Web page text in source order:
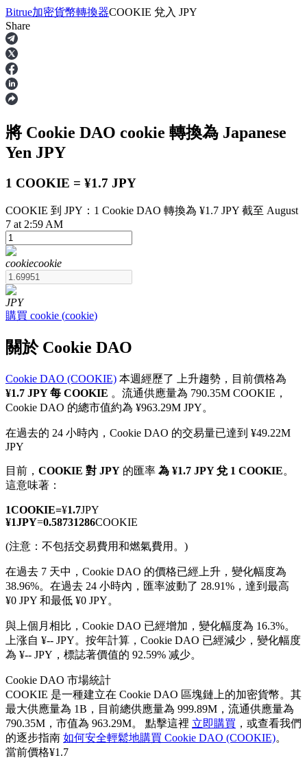
合約
USDT永續
多種以USDT結算的永續合約
幣本位永續
以數字貨幣為保證金的永續合約
TradFi
美股、外匯、貴金屬及大宗商品衍生性商品
USDC永續
多種以USDC結算的永續合約
Bitrue加密貨幣轉換器COOKIE 兌入 JPY
Share
將 Cookie DAO cookie 轉換為 Japanese
Yen JPY
1 COOKIE = ¥1.7 JPY
COOKIE 到 JPY：1 Cookie DAO 轉換為 ¥1.7 JPY 截至 August
7 at 2:59 AM
cookiecookie
JPY
購買 cookie (cookie)
關於 Cookie DAO
Cookie DAO (COOKIE) 本週經歷了 上升趨勢，目前價格為
¥1.7 JPY 每 COOKIE 。流通供應量為 790.35M COOKIE，
Cookie DAO 的總市值約為 ¥963.29M JPY。
在過去的 24 小時內，Cookie DAO 的交易量已達到 ¥49.22M
JPY
目前， COOKIE 對 JPY 的匯率 為 ¥1.7 JPY 兌 1 COOKIE。
這意味著：
1COOKIE=¥1.7JPY
¥1JPY=0.58731286COOKIE
(注意：不包括交易費用和燃氣費用。)
在過去 7 天中，Cookie DAO 的價格已經上升，變化幅度為
38.96%。 在過去 24 小時內，匯率波動了 28.91%，達到最高
¥0 JPY 和最低 ¥0 JPY。
與上個月相比，Cookie DAO 已經增加，變化幅度為 16.3%。
上涨自 ¥-- JPY。 按年計算，Cookie DAO 已經減少，變化幅度
為 ¥-- JPY，標誌著價值的 92.59% 减少。
Cookie DAO 市場統計
COOKIE 是一種建立在 Cookie DAO 區塊鏈上的加密貨幣。其
最大供應量為 1B，目前總供應量為 999.89M，流通供應量為
790.35M，市值為 963.29M。 點擊這裡 立即購買 ，或查看我們
的逐步指南 如何安全輕鬆地購買 Cookie DAO (COOKIE)。
當前價格¥1.7